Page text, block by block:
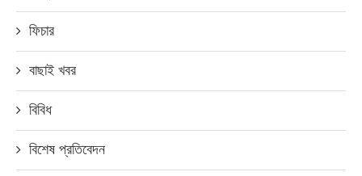
ফিচার
বাছাই খবর
বিবিধ
বিশেষ প্রতিবেদন